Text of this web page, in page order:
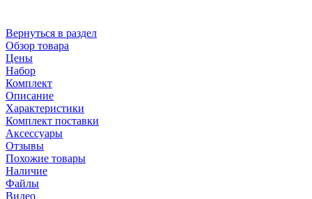
Вернуться в раздел
Обзор товара
Цены
Набор
Комплект
Описание
Характеристики
Комплект поставки
Аксессуары
Отзывы
Похожие товары
Наличие
Файлы
Видео